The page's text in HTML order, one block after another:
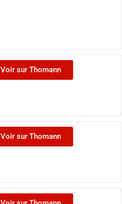
Voir sur Thomann
Voir sur Thomann